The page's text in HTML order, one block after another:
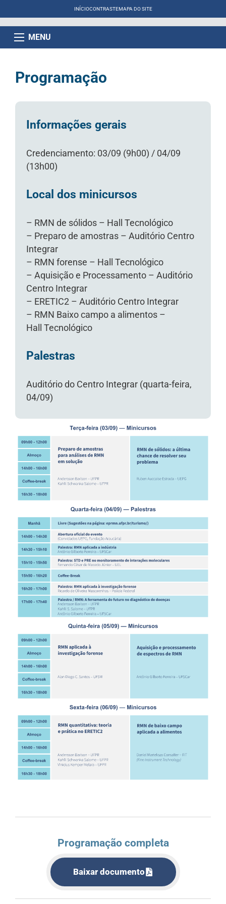
INÍCIOCONTRASTEMAPA DO SITE
MENU
Programação
Informações gerais
Credenciamento: 03/09 (9h00) / 04/09
(13h00)
Local dos minicursos
– RMN de sólidos – Hall Tecnológico
– ⁠Preparo de amostras – Auditório Centro
Integrar
– ⁠RMN forense – Hall Tecnológico
– ⁠Aquisição e Processamento – Auditório
Centro Integrar
– ⁠ERETIC2 – Auditório Centro Integrar
– ⁠RMN Baixo campo a alimentos –
Hall Tecnológico
Palestras
Auditório do Centro Integrar (quarta-feira,
04/09)
Programação completa
Baixar documento